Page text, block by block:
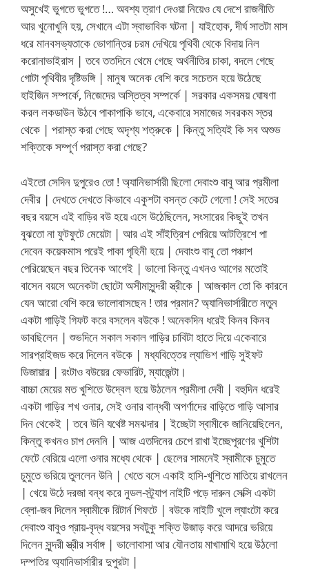
অসুখেই ভুগতে ভুগতে !… অবশ্য ত্রাণ দেওয়া নিয়েও যে দেশে রাজনীতি
আর খুনোখুনি হয়, সেখানে এটা স্বাভাবিক ঘটনা | যাইহোক, দীর্ঘ সাতটা মাস
ধরে মানবসভ্যতাকে ভোগান্তির চরম দেখিয়ে পৃথিবী থেকে বিদায় নিল
করোনাভাইরাস | তবে ততদিনে থেমে গেছে অর্থনীতির চাকা, বদলে গেছে
গোটা পৃথিবীর দৃষ্টিভঙ্গি | মানুষ অনেক বেশি করে সচেতন হয়ে উঠেছে
হাইজিন সম্পর্কে, নিজেদের অস্তিত্ব সম্পর্কে | সরকার একসময় ঘোষণা
করল লকডাউন উঠবে পাকাপাকি ভাবে, একেবারে সমাজের সবরকম স্তর
থেকে | পরাস্ত করা গেছে অদৃশ্য শত্রুকে | কিন্তু সত্যিই কি সব অশুভ
শক্তিকে সম্পূর্ণ পরাস্ত করা গেছে?
এইতো সেদিন দুপুরেও তো ! অ্যানিভার্সারী ছিলো দেবাংশু বাবু আর প্রমীলা
দেবীর | দেখতে দেখতে কিভাবে একুশটা বসন্ত কেটে গেলো ! সেই সতের
বছর বয়সে এই বাড়ির বউ হয়ে এসে উঠেছিলেন, সংসারের কিছুই তখন
বুঝতো না ফুটফুটে মেয়েটা | আর এই সাঁইত্রিশ পেরিয়ে আটত্রিশে পা
দেবেন কয়েকমাস পরেই পাকা গৃহিনী হয়ে | দেবাংশু বাবু তো পঞ্চাশ
পেরিয়েছেন বছর তিনেক আগেই | ভালো কিন্তু এখনও আগের মতোই
বাসেন বয়সে অনেকটা ছোটো অসীমাসুন্দরী স্ত্রীকে | আজকাল তো কি কারনে
যেন আরো বেশি করে ভালোবাসছেন ! তার প্রমান? অ্যানিভার্সারীতে নতুন
একটা গাড়িই গিফট করে বসলেন বউকে ! অনেকদিন ধরেই কিনব কিনব
ভাবছিলেন | শুভদিনে সকাল সকাল গাড়ির চাবিটা হাতে দিয়ে একেবারে
সারপ্রাইজড করে দিলেন বউকে | মধ্যবিত্তের ল্যাভিশ গাড়ি সুইফট
ডিজায়ার | রংটাও বউয়ের ফেভারিট, ম্যাজেন্টা।
বাচ্চা মেয়ের মত খুশিতে উদ্বেল হয়ে উঠলেন প্রমীলা দেবী | বহুদিন ধরেই
একটা গাড়ির শখ ওনার, সেই ওনার বান্ধবী অপর্ণাদের বাড়িতে গাড়ি আসার
দিন থেকেই | তবে উনি যথেষ্ট সমঝদার | ইচ্ছেটা স্বামীকে জানিয়েছিলেন,
কিন্তু কখনও চাপ দেননি | আজ এতদিনের চেপে রাখা ইচ্ছেপূরণের খুশিটা
ফেটে বেরিয়ে এলো ওনার মধ্যে থেকে | ছেলের সামনেই স্বামীকে চুমুতে
চুমুতে ভরিয়ে তুললেন উনি | খেতে বসে একাই হাসি-খুশিতে মাতিয়ে রাখলেন
| খেয়ে উঠে দরজা বন্ধ করে নুডল-স্ট্র্যাপ নাইটি পড়ে দারুন সেক্সি একটা
ব্লো-জব দিলেন স্বামীকে রিটার্ন গিফটে | বউকে নাইটি খুলে ল্যাংটো করে
দেবাংশু বাবুও প্রায়-বৃদ্ধ বয়সের সবটুকু শক্তি উজাড় করে আদরে ভরিয়ে
দিলেন সুন্দরী স্ত্রীর সর্বাঙ্গ | ভালোবাসা আর যৌনতায় মাখামাখি হয়ে উঠলো
দম্পতির অ্যানিভার্সারীর দুপুরটা |